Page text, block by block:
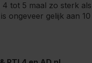
tot 5 maal zo sterk
ongeveer gelijk aan 10